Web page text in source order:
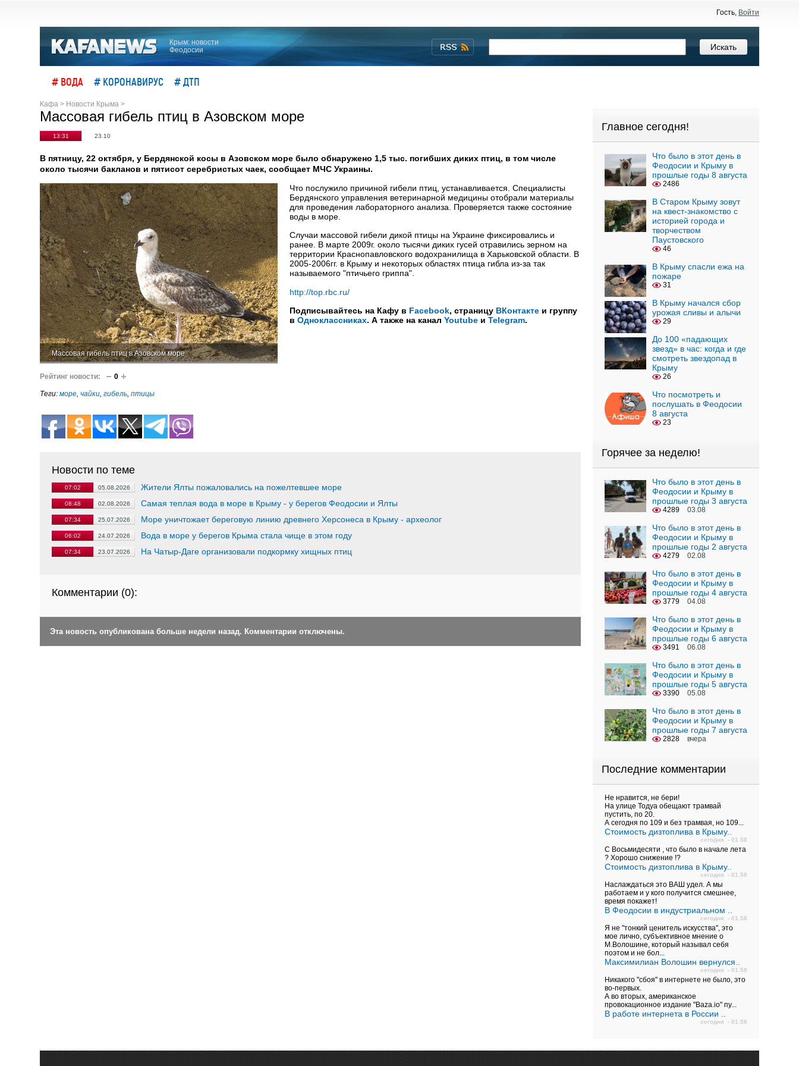
Гость, Войти
Крым: новости
Феодосии
# ВОДА # КОРОНАВИРУС # ДТП
Кафа > Новости Крыма >
Массовая гибель птиц в Азовском море
13:31 23.10
В пятницу, 22 октября, у Бердянской косы в Азовском море было обнаружено 1,5 тыс. погибших диких птиц, в том числе
около тысячи бакланов и пятисот серебристых чаек, сообщает МЧС Украины.
Массовая гибель птиц в Азовском море
Что послужило причиной гибели птиц, устанавливается. Специалисты
Бердянского управления ветеринарной медицины отобрали материалы
для проведения лабораторного анализа. Проверяется также состояние
воды в море.
Случаи массовой гибели дикой птицы на Украине фиксировались и
ранее. В марте 2009г. около тысячи диких гусей отравились зерном на
территории Краснопавловского водохранилища в Харьковской области. В
2005-2006гг. в Крыму и некоторых областях птица гибла из-за так
называемого "птичьего гриппа".
http://top.rbc.ru/
Подписывайтесь на Кафу в Facebook, страницу ВКонтакте и группу
в Одноклассниках. А также на канал Youtube и Telegram.
Рейтинг новости: 0
Теги: море, чайки, гибель, птицы
Новости по теме
07:02 05.08.2026 Жители Ялты пожаловались на пожелтевшее море
08:48 02.08.2026 Самая теплая вода в море в Крыму - у берегов Феодосии и Ялты
07:34 25.07.2026 Море уничтожает береговую линию древнего Херсонеса в Крыму - археолог
06:02 24.07.2026 Вода в море у берегов Крыма стала чище в этом году
07:34 23.07.2026 На Чатыр-Даге организовали подкормку хищных птиц
Комментарии (0):
Эта новость опубликована больше недели назад. Комментарии отключены.
Главное сегодня!
Что было в этот день в
Феодосии и Крыму в
прошлые годы 8 августа
2486
В Старом Крыму зовут
на квест-знакомство с
историей города и
творчеством
Паустовского
46
В Крыму спасли ежа на
пожаре
31
В Крыму начался сбор
урожая сливы и алычи
29
До 100 «падающих
звезд» в час: когда и где
смотреть звездопад в
Крыму
26
Что посмотреть и
послушать в Феодосии
8 августа
23
Горячее за неделю!
Что было в этот день в
Феодосии и Крыму в
прошлые годы 3 августа
4289 03.08
Что было в этот день в
Феодосии и Крыму в
прошлые годы 2 августа
4279 02.08
Что было в этот день в
Феодосии и Крыму в
прошлые годы 4 августа
3779 04.08
Что было в этот день в
Феодосии и Крыму в
прошлые годы 6 августа
3491 06.08
Что было в этот день в
Феодосии и Крыму в
прошлые годы 5 августа
3390 05.08
Что было в этот день в
Феодосии и Крыму в
прошлые годы 7 августа
2828 вчера
Последние комментарии
Не нравится, не бери!
На улице Тодуа обещают трамвай
пустить, по 20.
А сегодня по 109 и без трамвая, но 109...
Стоимость дизтоплива в Крыму..
сегодня - 01.58
С Восьмидесяти , что было в начале лета
? Хорошо снижение !?
Стоимость дизтоплива в Крыму..
сегодня - 01.58
Наслаждаться это ВАШ удел. А мы
работаем и у кого получится смешнее,
время покажет!
В Феодосии в индустриальном ..
сегодня - 01.58
Я не "тонкий ценитель искусства", это
мое лично, субъективное мнение о
М.Волошине, который называл себя
поэтом и не бол...
Максимилиан Волошин вернулся..
сегодня - 01.58
Никакого "сбоя" в интернете не было, это
во-первых.
А во вторых, американское
провокационное издание "Baza.io" пу...
В работе интернета в России ..
сегодня - 01.58